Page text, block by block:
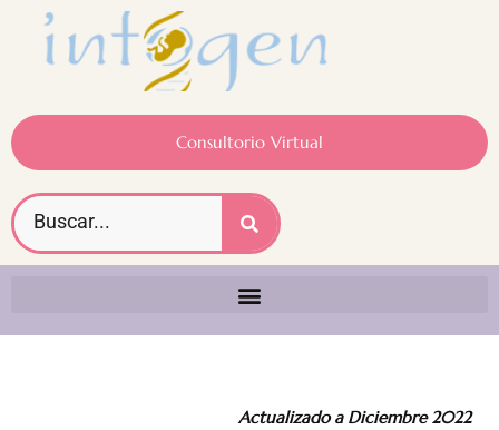
Consultorio Virtual
Actualizado a Diciembre 2022